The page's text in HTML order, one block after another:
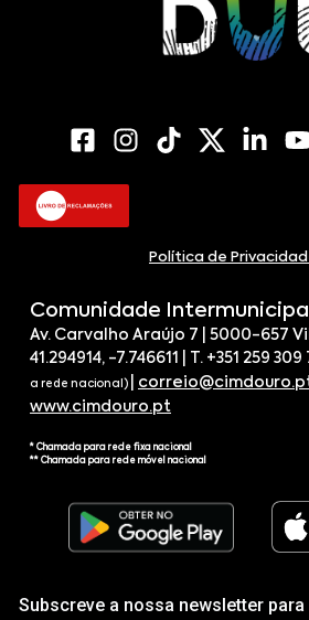
Política de
Comunidade
Av. Carvalho Araújo 7 | 5000-657
41.294914, -7.746611 | T. +351 259 309
a rede nacional)
www.cimdouro.pt
* Chamada para rede fixa nacional
** Chamada para rede móvel nacional
Subscreve a nossa newsletter